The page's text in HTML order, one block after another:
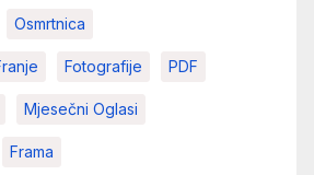
Osmrtnica
Fotografije PDF
Mjesečni Oglasi
Frama